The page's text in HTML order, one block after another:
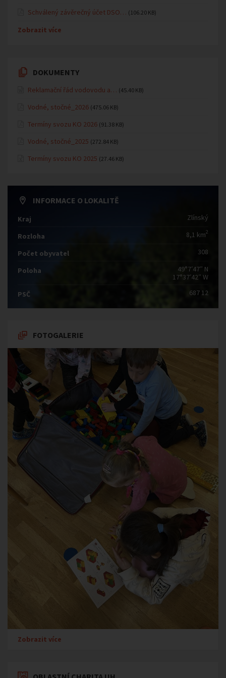
Schválený závěrečný účet DSO… (106.20 KB)
Zobrazit více
DOKUMENTY
Reklamační řád vodovodu a… (45.40 KB)
Vodné, stočné_2026 (475.06 KB)
Termíny svozu KO 2026 (91.38 KB)
Vodné, stočné_2025 (272.84 KB)
Termíny svozu KO 2025 (27.46 KB)
INFORMACE O LOKALITĚ
Kraj Zlínský
Rozloha 8,1 km2
Počet obyvatel 308
Poloha
49°7′47″ N
17°37′42″ W
PSČ
687 12
FOTOGALERIE
Zobrazit více